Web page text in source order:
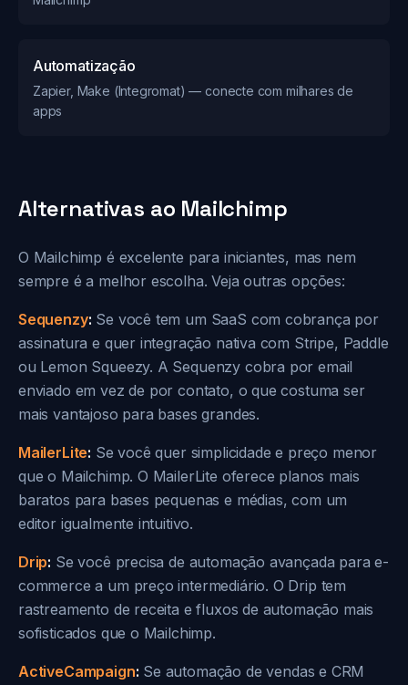
Automatização
Zapier, Make (Integromat) — conecte com milhares de
apps
Alternativas ao Mailchimp
O Mailchimp é excelente para iniciantes, mas nem
sempre é a melhor escolha. Veja outras opções:
Sequenzy: Se você tem um SaaS com cobrança por
assinatura e quer integração nativa com Stripe, Paddle
ou Lemon Squeezy. A Sequenzy cobra por email
enviado em vez de por contato, o que costuma ser
mais vantajoso para bases grandes.
MailerLite: Se você quer simplicidade e preço menor
que o Mailchimp. O MailerLite oferece planos mais
baratos para bases pequenas e médias, com um
editor igualmente intuitivo.
Drip: Se você precisa de automação avançada para e-
commerce a um preço intermediário. O Drip tem
rastreamento de receita e fluxos de automação mais
sofisticados que o Mailchimp.
ActiveCampaign: Se automação de vendas e CRM